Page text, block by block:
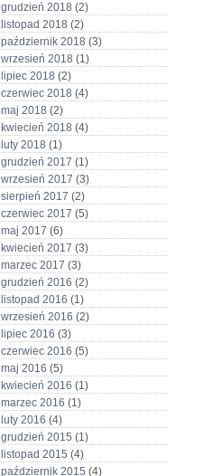
grudzień 2018 (2)
listopad 2018 (2)
październik 2018 (3)
wrzesień 2018 (1)
lipiec 2018 (2)
czerwiec 2018 (4)
maj 2018 (2)
kwiecień 2018 (4)
luty 2018 (1)
grudzień 2017 (1)
wrzesień 2017 (3)
sierpień 2017 (2)
czerwiec 2017 (5)
maj 2017 (6)
kwiecień 2017 (3)
marzec 2017 (3)
grudzień 2016 (2)
listopad 2016 (1)
wrzesień 2016 (2)
lipiec 2016 (3)
czerwiec 2016 (5)
maj 2016 (5)
kwiecień 2016 (1)
marzec 2016 (1)
luty 2016 (4)
grudzień 2015 (1)
listopad 2015 (4)
październik 2015 (4)